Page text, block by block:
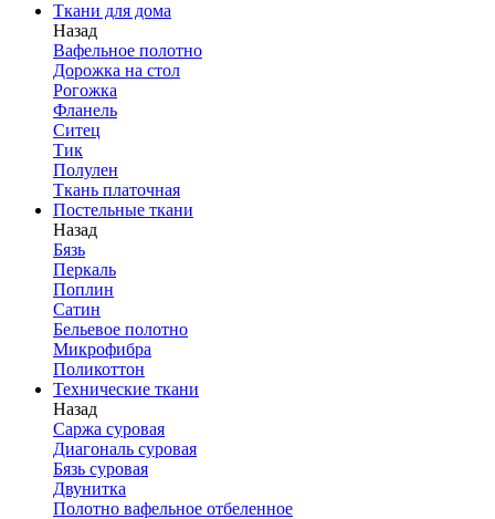
Ткани для дома
Назад
Вафельное полотно
Дорожка на стол
Рогожка
Фланель
Ситец
Тик
Полулен
Ткань платочная
Постельные ткани
Назад
Бязь
Перкаль
Поплин
Сатин
Бельевое полотно
Микрофибра
Поликоттон
Технические ткани
Назад
Саржа суровая
Диагональ суровая
Бязь суровая
Двунитка
Полотно вафельное отбеленное